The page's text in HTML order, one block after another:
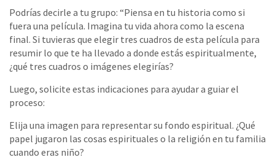
Podrías decirle a tu grupo: “Piensa en tu historia como si
fuera una película. Imagina tu vida ahora como la escena
final. Si tuvieras que elegir tres cuadros de esta película para
resumir lo que te ha llevado a donde estás espiritualmente,
¿qué tres cuadros o imágenes elegirías?
Luego, solicite estas indicaciones para ayudar a guiar el
proceso:
Elija una imagen para representar su fondo espiritual. ¿Qué
papel jugaron las cosas espirituales o la religión en tu familia
cuando eras niño?